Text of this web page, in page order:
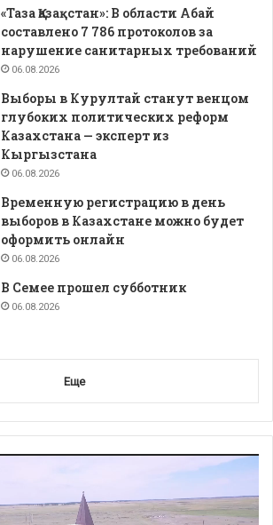
«Таза Қазақстан»: В области Абай
составлено 7 786 протоколов за
нарушение санитарных требований
06.08.2026
Выборы в Курултай станут венцом
глубоких политических реформ
Казахстана — эксперт из
Кыргызстана
06.08.2026
Временную регистрацию в день
выборов в Казахстане можно будет
оформить онлайн
06.08.2026
В Семее прошел субботник
06.08.2026
Еще